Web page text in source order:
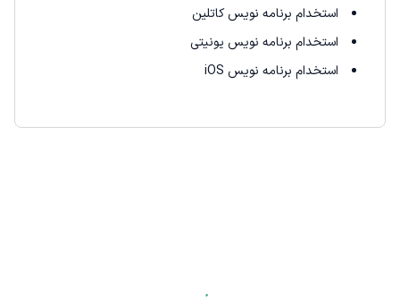
استخدام برنامه نویس کاتلین
استخدام برنامه نویس یونیتی
استخدام برنامه نویس iOS